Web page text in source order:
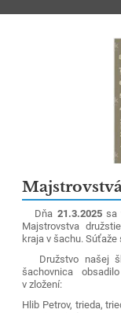
Dňa 21.3.2025 sa
Majstrovstva
kraja v šachu.
Družstvo našej
šachovnica
v zložení:
Hlib Petrov, trieda,